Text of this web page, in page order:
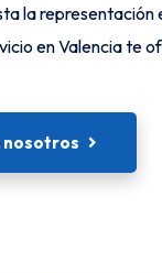
la representación
en Valencia te
nosotros